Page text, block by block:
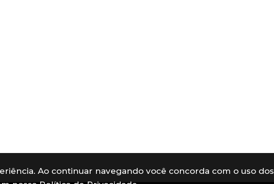
Ao continuar navegando você concorda com o uso dos